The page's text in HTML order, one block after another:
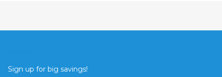
Sign up for big savings!